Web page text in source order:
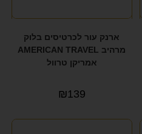
ארנק עור לכרטיסים בלוק
מרהיב AMERICAN TRAVEL
אמריקן טרוול
₪139